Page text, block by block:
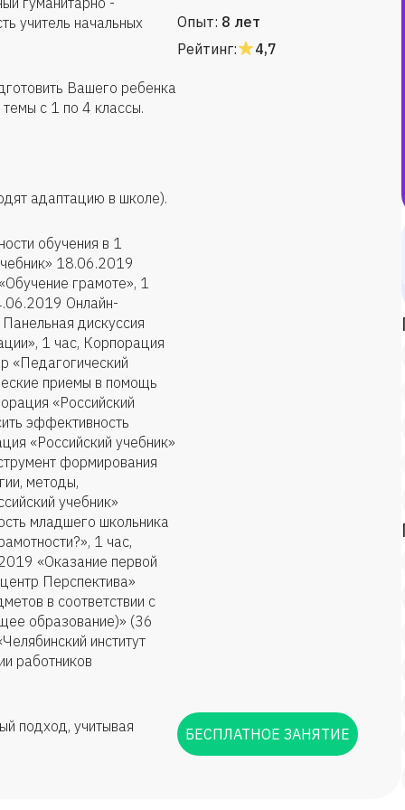
учитель начальных
Вашего ребенка
с 1 по 4 классы.
адаптацию в школе).
обучения в 1
18.06.2019
грамоте», 1
Онлайн-
дискуссия
1 час, Корпорация
«Педагогический
приемы в помощь
«Российский
эффективность
«Российский учебник»
формирования
методы,
учебник»
младшего школьника
1 час,
«Оказание первой
Перспектива»
в соответствии с
образование)» (36
институт
работников
подход, учитывая
Опыт: 8 лет
Рейтинг:
4,7
БЕСПЛАТНОЕ ЗАНЯТИЕ